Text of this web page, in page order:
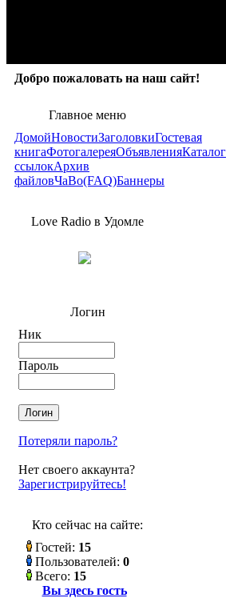
Добро пожаловать на наш сайт!
Главное меню
ДомойНовостиЗаголовкиГостевая
книгаФотогалереяОбъявленияКаталог
ссылокАрхив
файловЧаВо(FAQ)Баннеры
Love Radio в Удомле
Логин
Ник
Пароль
Потеряли пароль?
Нет своего аккаунта?
Зарегистрируйтесь!
Кто сейчас на сайте:
Гостей: 15
Пользователей: 0
Всего: 15
Вы здесь гость